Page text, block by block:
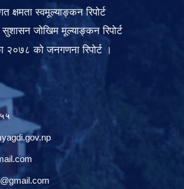
क्षमता स्वमूल्याङ्कन रिपोर्ट
सुशासन जोखिम मूल्याङ्कन रिपोर्ट
२०७८ को जनगणना रिपोर्ट ।